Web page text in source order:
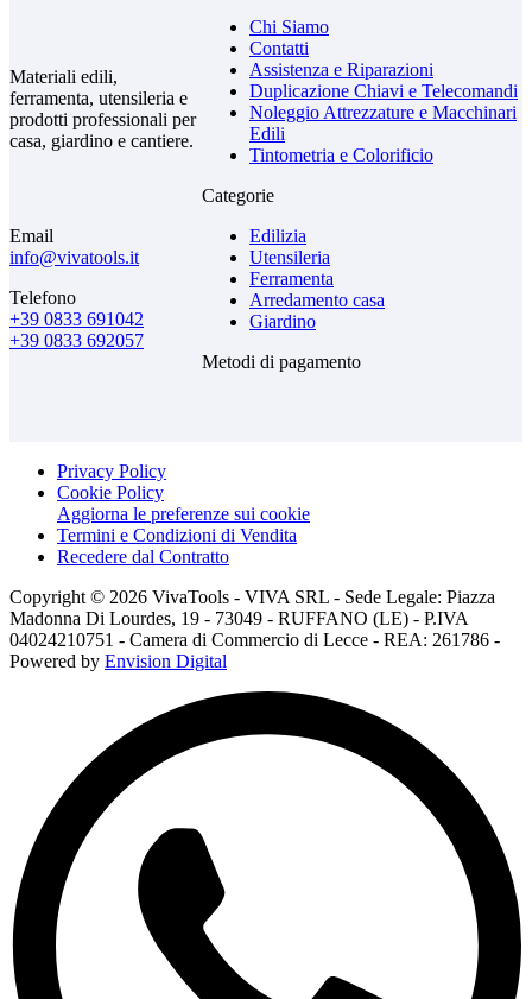
Materiali edili,
ferramenta, utensileria e
prodotti professionali per
casa, giardino e cantiere.
Email
info@vivatools.it
Telefono
+39 0833 691042
+39 0833 692057
Chi Siamo
Contatti
Assistenza e Riparazioni
Duplicazione Chiavi e Telecomandi
Noleggio Attrezzature e Macchinari
Edili
Tintometria e Colorificio
Categorie
Edilizia
Utensileria
Ferramenta
Arredamento casa
Giardino
Metodi di pagamento
Privacy Policy
Cookie Policy
Aggiorna le preferenze sui cookie
Termini e Condizioni di Vendita
Recedere dal Contratto
Copyright © 2026 VivaTools - VIVA SRL - Sede Legale: Piazza
Madonna Di Lourdes, 19 - 73049 - RUFFANO (LE) - P.IVA
04024210751 - Camera di Commercio di Lecce - REA: 261786 -
Powered by Envision Digital